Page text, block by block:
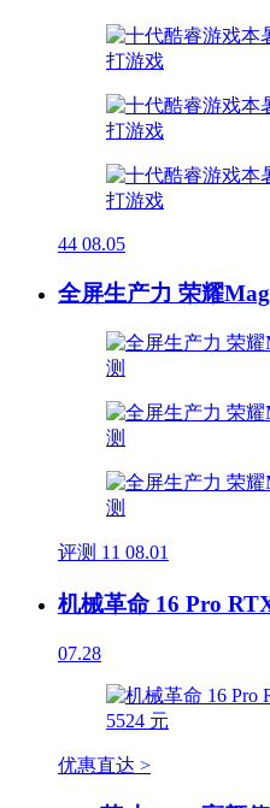
44 08.05
全屏生产力 荣耀
评测 11 08.01
机械革命 16 Pro
07.28
优惠直达 >